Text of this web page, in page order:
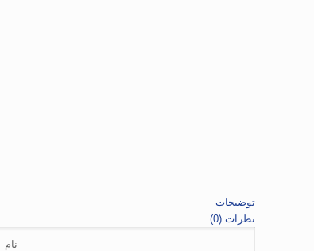
توضیحات
نظرات (0)
نام